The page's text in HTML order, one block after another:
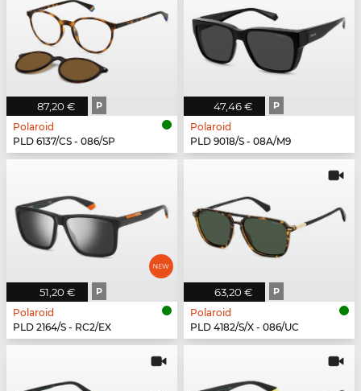
87,20 € P
Polaroid
PLD 6137/CS - 086/SP
47,46 € P
Polaroid
PLD 9018/S - 08A/M9
51,20 € P
Polaroid
PLD 2164/S - RC2/EX
63,20 € P
Polaroid
PLD 4182/S/X - 086/UC